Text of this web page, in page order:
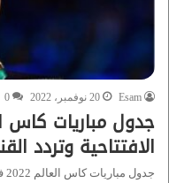
Esam 20 نوفمبر، 2022 0
الافتتاحية وتردد